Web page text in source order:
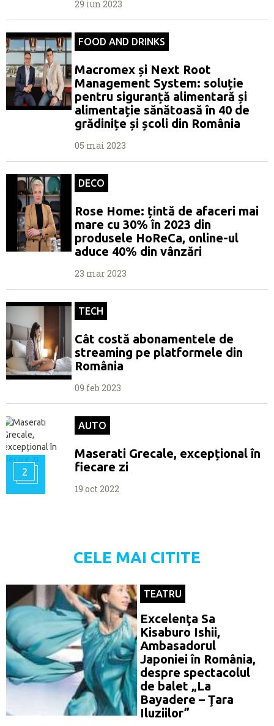
29 iun 2023
FOOD AND DRINKS
Macromex și Next Root
Management System: soluție
pentru siguranță alimentară și
alimentație sănătoasă în 40 de
grădinițe și școli din România
05 mai 2023
DECO
Rose Home: țintă de afaceri mai
mare cu 30% în 2023 din
produsele HoReCa, online-ul
aduce 40% din vânzări
23 mar 2023
TECH
Cât costă abonamentele de
streaming pe platformele din
România
09 feb 2023
2
AUTO
Maserati Grecale, excepțional în
fiecare zi
19 oct 2022
CELE MAI CITITE
TEATRU
Excelenţa Sa
Kisaburo Ishii,
Ambasadorul
Japoniei în România,
despre spectacolul
de balet „La
Bayadere – Ţara
Iluziilor”